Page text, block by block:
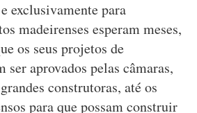
exclusivamente para
madeirenses esperam meses,
os seus projetos de
ser aprovados pelas câmaras,
construtoras, até os
para que possam construir